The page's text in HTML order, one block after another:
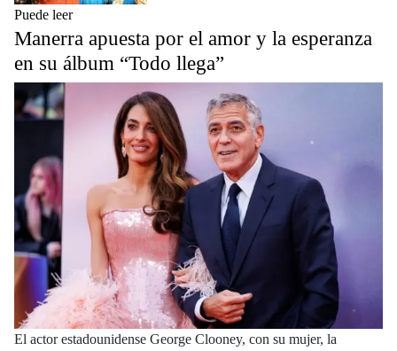
Puede leer
Manerra apuesta por el amor y la esperanza
en su álbum “Todo llega”
El actor estadounidense George Clooney, con su mujer, la